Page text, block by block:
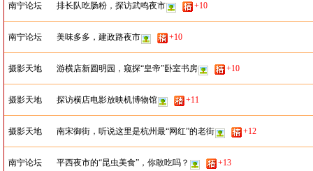
南宁论坛 排长队吃肠粉，探访武鸣夜市 +10
南宁论坛 美味多多，建政路夜市 +10
摄影天地 游横店新圆明园，窥探“皇帝”卧室书房 +10
摄影天地 探访横店电影放映机博物馆 +11
摄影天地 南宋御街，听说这里是杭州最“网红”的老街 +12
南宁论坛 平西夜市的“昆虫美食”，你敢吃吗？ +13